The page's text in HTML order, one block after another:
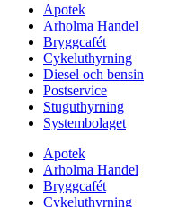
Apotek
Arholma Handel
Bryggcafét
Cykeluthyrning
Diesel och bensin
Postservice
Stuguthyrning
Systembolaget
Apotek
Arholma Handel
Bryggcafét
Cykeluthyrning